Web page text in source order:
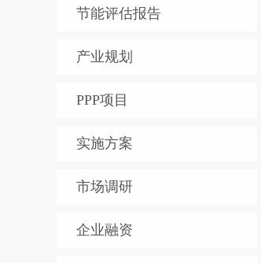
节能评估报告
产业规划
PPP项目
实施方案
市场调研
企业融资